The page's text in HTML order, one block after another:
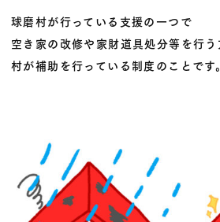
球磨村が行っている支援の一つで
空き家の改修や家財道具処分等を行う
村が補助を行っている制度のことです。